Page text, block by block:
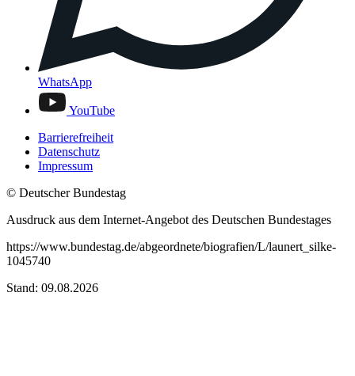
WhatsApp
YouTube
Barrierefreiheit
Datenschutz
Impressum
© Deutscher Bundestag
Ausdruck aus dem Internet-Angebot des Deutschen Bundestages
https://www.bundestag.de/abgeordnete/biografien/L/launert_silke-
1045740
Stand: 09.08.2026